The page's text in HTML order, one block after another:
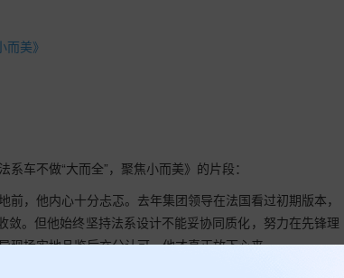
美》
车不做“大而全”，聚焦小而美》的片段：
，他内心十分忐忑。去年集团领导在法国看过初期版本，
敛。但他始终坚持法系设计不能妥协同质化，努力在先锋理
现场实地品鉴后充分认可，他才真正放下心来。